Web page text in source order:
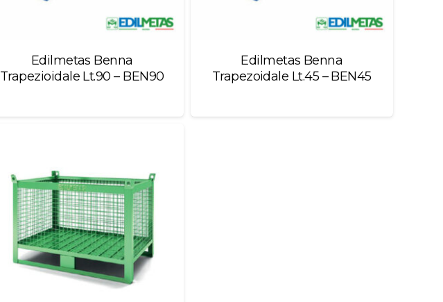
Edilmetas Benna
Trapezioidale Lt.90 – BEN90
Edilmetas Benna
Trapezoidale Lt.45 – BEN45